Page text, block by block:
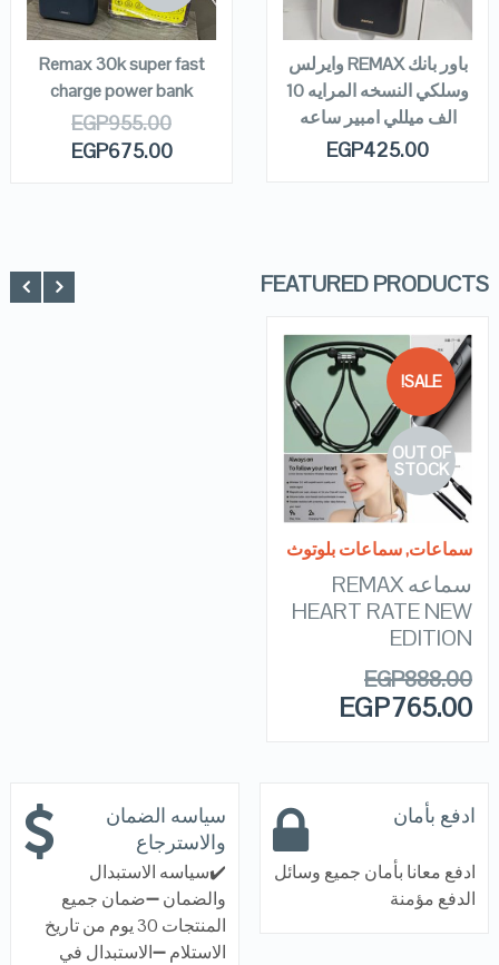
READ MORE
باور بانك REMAX وايرلس
وسلكي النسخه المرايه 10
الف ميللي امبير ساعه
EGP425.00
READ MORE
Remax 30k super fast
charge power bank
EGP955.00
EGP675.00
FEATURED PRODUCTS
SALE!
OUT OF
STOCK
QUICK LOOK
VIEW DETAILS
READ MORE
سماعات,سماعات بلوتوث
سماعه REMAX
HEART RATE NEW
EDITION
EGP888.00
EGP765.00
ادفع بأمان
ادفع معانا بأمان جميع وسائل
الدفع مؤمنة
سياسه الضمان
والاسترجاع
✔️سياسه الاستبدال
والضمان ➖ضمان جميع
المنتجات 30 يوم من تاريخ
الاستلام ➖الاستبدال في